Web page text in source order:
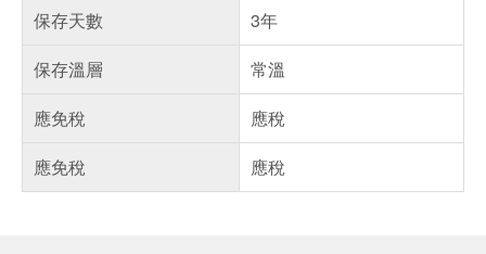
保存天數
3年
保存溫層
常溫
應免稅
應稅
應免稅
應稅